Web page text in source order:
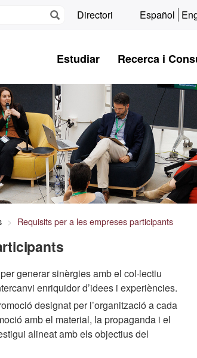
Directori Español
Estudiar Recerca i
Requisits per a les empreses participants
generar sinèrgies amb el col·lectiu
enriquidor d’idees i experiències.
designat per l’organització a cada
amb el material, la propaganda i el
alineat amb els objectius del